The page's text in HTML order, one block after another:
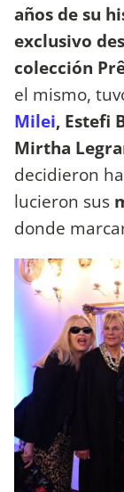
años de su
exclusivo
colección
el mismo,
Milei, Estefi
Mirtha
decidieron
lucieron sus
donde